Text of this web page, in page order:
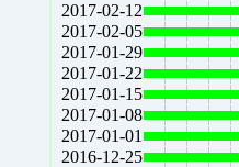
2017-02-12
2017-02-05
2017-01-29
2017-01-22
2017-01-15
2017-01-08
2017-01-01
2016-12-25